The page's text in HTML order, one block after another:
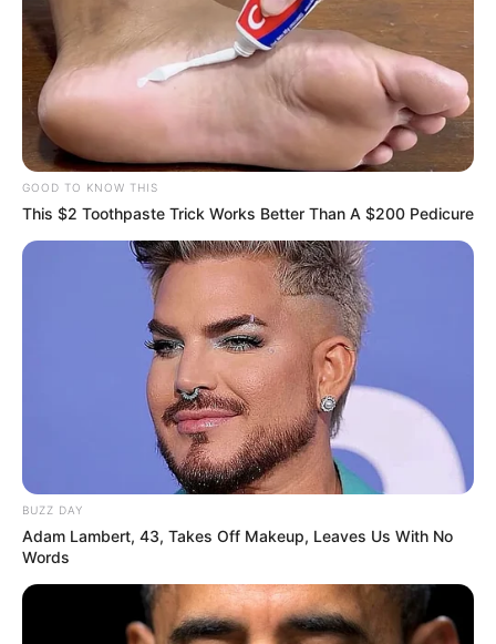
GOOD TO KNOW THIS
This $2 Toothpaste Trick Works Better Than A $200 Pedicure
BUZZ DAY
Adam Lambert, 43, Takes Off Makeup, Leaves Us With No
Words